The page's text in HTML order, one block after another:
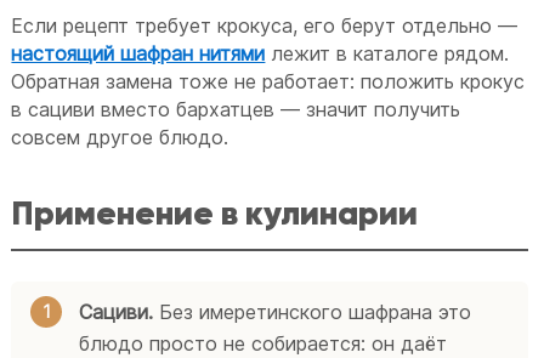
Если рецепт требует крокуса, его берут отдельно —
настоящий шафран нитями лежит в каталоге рядом.
Обратная замена тоже не работает: положить крокус
в сациви вместо бархатцев — значит получить
совсем другое блюдо.
Применение в кулинарии
Сациви. Без имеретинского шафрана это
блюдо просто не собирается: он даёт